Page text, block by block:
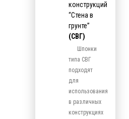
конструкций
“Стена в
грунте”
(СВГ)
Шпонки
типа СВГ
подходят
для
использования
в различных
конструкциях